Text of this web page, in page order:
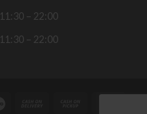
11:30 – 22:00
11:30 – 22:00